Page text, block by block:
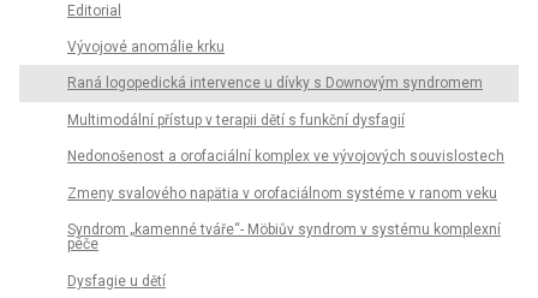
Editorial
Vývojové anomálie krku
Raná logopedická intervence u dívky s Downovým syndromem
Multimodální přístup v terapii dětí s funkční dysfagií
Nedonošenost a orofaciální komplex ve vývojových souvislostech
Zmeny svalového napätia v orofaciálnom systéme v ranom veku
Syndrom „kamenné tváře“- Möbiův syndrom v systému komplexní
péče
Dysfagie u dětí